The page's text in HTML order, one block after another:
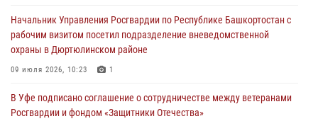
Начальник отделения учёта и комплектования Росгвардии
Башкортостана ответил на вопросы граждан
30 июля 2026, 12:54
за преступления против половой неприкосновенности (видео)
29 июля 2026, 12:01
Начальник Управления Росгвардии по Республике Башкортостан с
рабочим визитом посетил подразделение вневедомственной
охраны в Дюртюлинском районе
09 июля 2026, 10:23 1
В Уфе подписано соглашение о сотрудничестве между ветеранами
Росгвардии и фондом «Защитники Отечества»